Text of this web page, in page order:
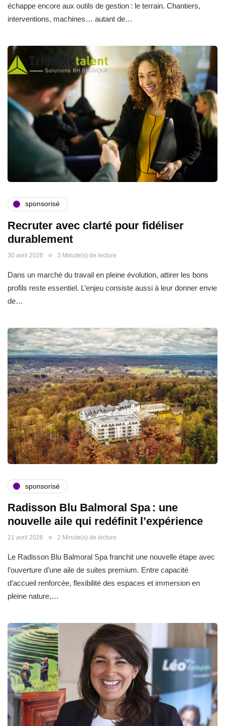
échappe encore aux outils de gestion : le terrain. Chantiers,
interventions, machines… autant de…
sponsorisé
Recruter avec clarté pour fidéliser
durablement
30 avril 2026 3 Minute(s) de lecture
Dans un marché du travail en pleine évolution, attirer les bons
profils reste essentiel. L’enjeu consiste aussi à leur donner envie
de…
sponsorisé
Radisson Blu Balmoral Spa : une
nouvelle aile qui redéfinit l’expérience
21 avril 2026 2 Minute(s) de lecture
Le Radisson Blu Balmoral Spa franchit une nouvelle étape avec
l’ouverture d’une aile de suites premium. Entre capacité
d’accueil renforcée, flexibilité des espaces et immersion en
pleine nature,…